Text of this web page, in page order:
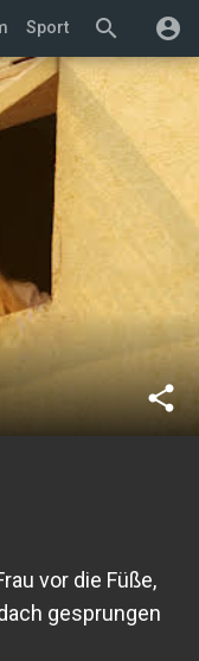
search account_circle
Sport
share
vor die Füße,
gesprungen